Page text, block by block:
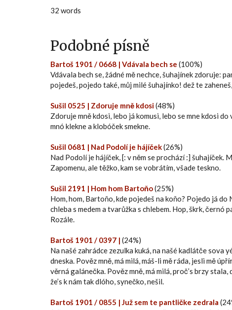
32 words
Podobné písně
Bartoš 1901 / 0668 | Vdávala bech se (100%)
Vdávala bech se, žádné mě nechce, šuhajínek zdoruje:
pojedeš, pojedo také, můj milé šuhajínko! dež te
Sušil 0525 | Zdoruje mně kdosi(48%)
Zdoruje mně kdosi, lebo já komusi, lebo se mne kdosi
mnó klekne a klobóček smekne.
Sušil 0681 | Nad Podolí je hájíček(26%)
Nad Podolí je hájíček, [: v něm se prochází :] šuhajíček.
Zapomenu, ale těžko, kam se vobrátím, všade teskno.
Sušil 2191 | Hom hom Bartoňo(25%)
Hom, hom, Bartoňo, kde pojedeš na koňo? Pojedo já do
chleba s medem a tvarůžka s chlebem. Hop, škrk,
Rozále.
Bartoš 1901 / 0397 | (24%)
Na našé zahrádce zezulka kuká, na našé kadlátče sova
dneska. Pověz mně, má milá, máš-li mě ráda, jesli mě
věrná galánečka. Pověz mně, má milá, proč’s brzy
že’s k nám tak dlóho, synečko, nešil.
Bartoš 1901 / 0855 | Juž sem te pantličke zedrala